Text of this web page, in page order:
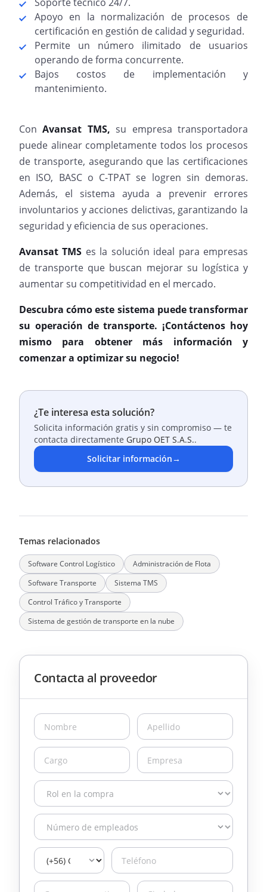
Apoyo en la normalización de procesos de
certificación en gestión de calidad y seguridad.
Permite un número ilimitado de usuarios
operando de forma concurrente.
Bajos costos de implementación y
mantenimiento.
ConAvansat TMS, su empresa transportadora
puede alinear completamente todos los procesos
de transporte, asegurando que las certificaciones
en ISO, BASC o C-TPAT se logren sin demoras.
Además, el sistema ayuda a prevenir errores
involuntarios y acciones delictivas, garantizando la
seguridad y eficiencia de sus operaciones.
Avansat TMS es la solución ideal para empresas
de transporte que buscan mejorar su logística y
aumentar su competitividad en el mercado.
Descubra cómo este sistema puede transformar
su operación de transporte. ¡Contáctenos hoy
mismo para obtener más información y
comenzar a optimizar su negocio!
¿Te interesa esta solución?
Solicita información gratis y sin compromiso — te
contacta directamente Grupo OET S.A.S..
Solicitar información→
Temas relacionados
Software Control Logístico
Administración de Flota
Software Transporte
Sistema TMS
Control Tráfico y Transporte
Sistema de gestión de transporte en la nube
Contacta al proveedor